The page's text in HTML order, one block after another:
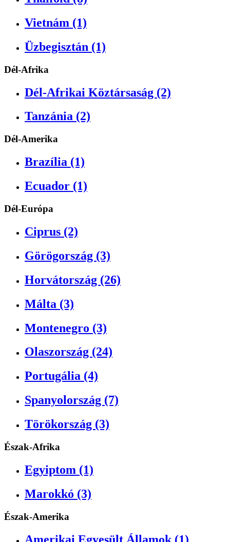
Vietnám (1)
Üzbegisztán (1)
Dél-Afrika
Dél-Afrikai Köztársaság (2)
Tanzánia (2)
Dél-Amerika
Brazília (1)
Ecuador (1)
Dél-Európa
Ciprus (2)
Görögország (3)
Horvátország (26)
Málta (3)
Montenegro (3)
Olaszország (24)
Portugália (4)
Spanyolország (7)
Törökország (3)
Észak-Afrika
Egyiptom (1)
Marokkó (3)
Észak-Amerika
Amerikai Egyesült Államok (1)